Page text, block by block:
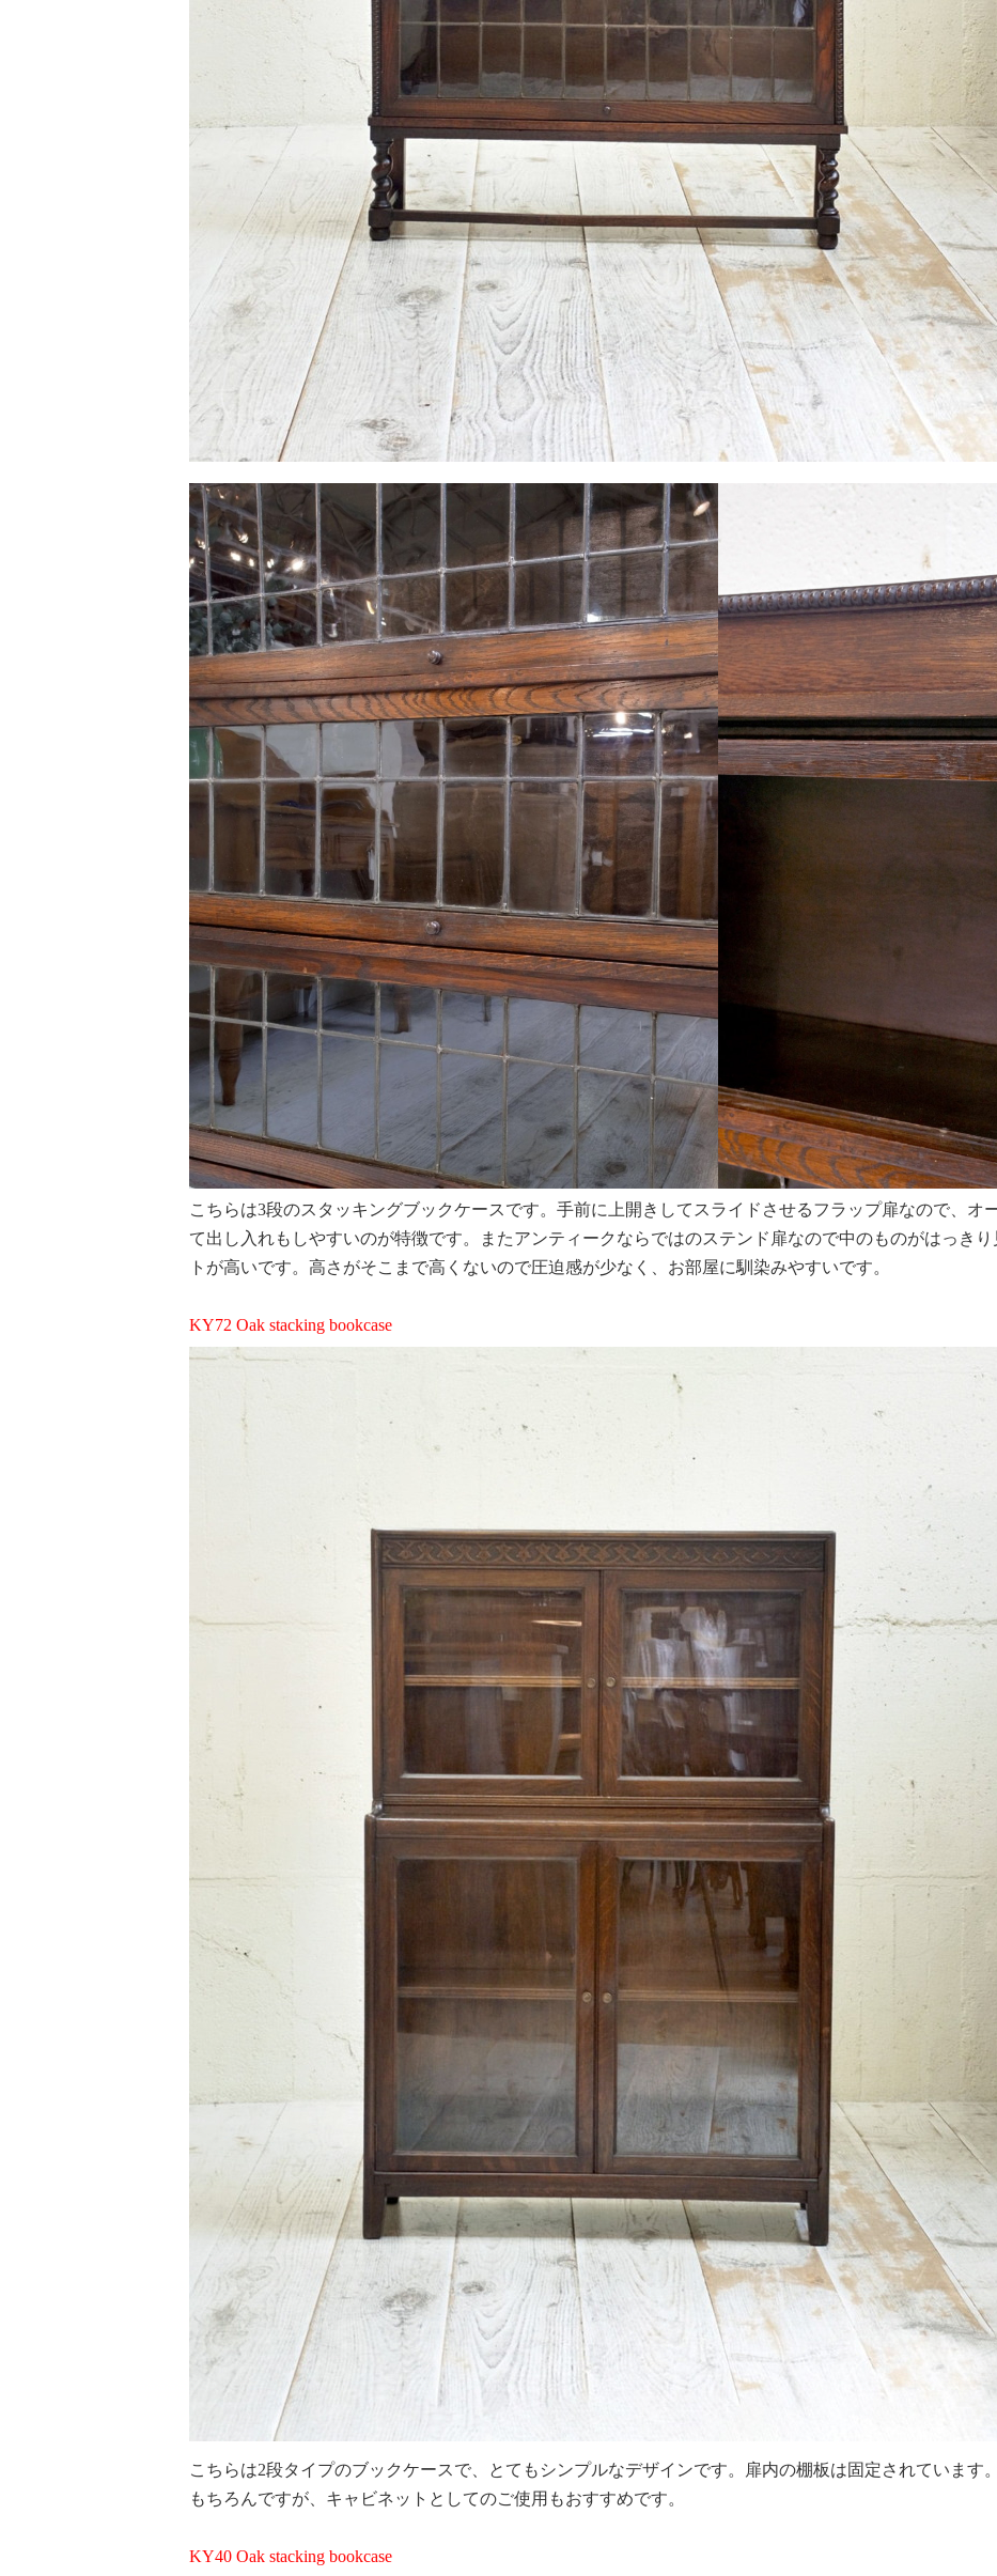
こちらは3段のスタッキングブックケースです。手前に上開きしてスライドさせるフラップ扉なので、オ
て出し入れもしやすいのが特徴です。またアンティークならではのステンド扉なので中のものがはっき
トが高いです。高さがそこまで高くないので圧迫感が少なく、お部屋に馴染みやすいです。
KY72 Oak stacking bookcase
こちらは2段タイプのブックケースで、とてもシンプルなデザインです。扉内の棚板は固定されています
もちろんですが、キャビネットとしてのご使用もおすすめです。
KY40 Oak stacking bookcase